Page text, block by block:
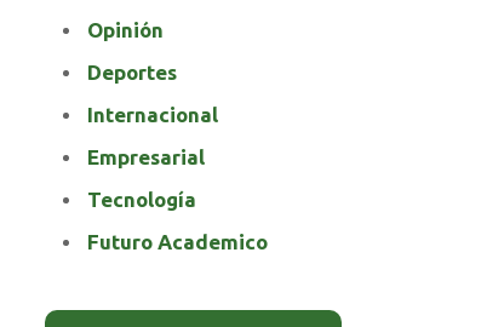
Opinión
Deportes
Internacional
Empresarial
Tecnología
Futuro Academico